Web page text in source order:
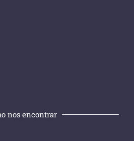
nos encontrar